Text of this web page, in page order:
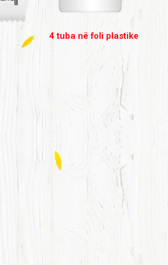
4 tuba në foli plastike